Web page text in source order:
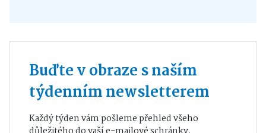
Buďte v obraze s naším
týdenním newsletterem
Každý týden vám pošleme přehled všeho